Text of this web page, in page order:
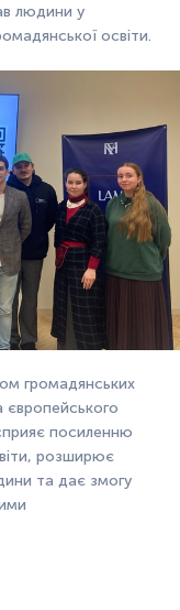
людини у
освіти.
громадянських
посиленню
розширює
та дає змогу